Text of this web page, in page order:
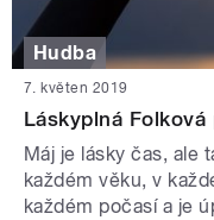
Hudba
7. květen 2019
Láskyplná Folková
Máj je lásky čas, ale
každém věku, v
každém počasí a je